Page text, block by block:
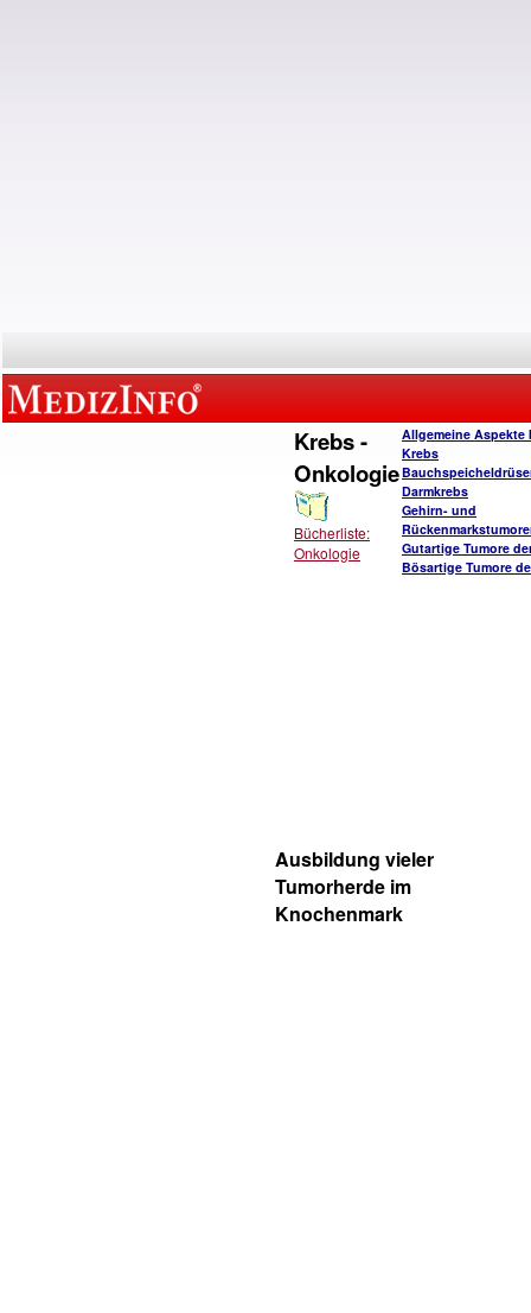
Krebs -
Onkologie
Bücherliste:
Onkologie
Allgemeine Aspekte
Krebs
Darmkrebs
Gehirn- und
Gutartige Tumore
Bösartige Tumore
Ausbildung vieler
Tumorherde im
Knochenmark